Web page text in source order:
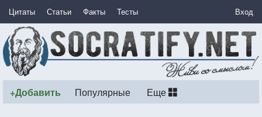
Цитаты Статьи Факты Тесты Вход
+Добавить Популярные Еще